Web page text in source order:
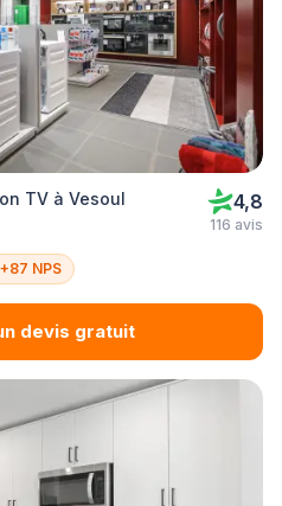
TV à Vesoul 4,8
116 avis
+87 NPS
devis gratuit